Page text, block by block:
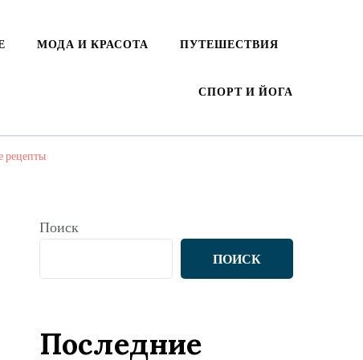
МОДА И КРАСОТА ПУТЕШЕСТВИЯ
СПОРТ И ЙОГА
рецепты
Поиск
ПОИСК
Последние